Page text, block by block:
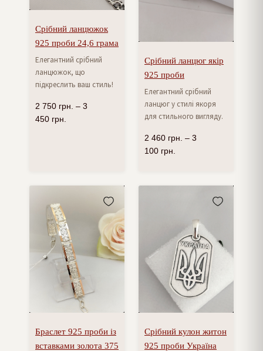
Срібний ланцюжок
925 проби 24,6 грама
Елегантний срібний
ланцюжок, що
підкреслить ваш стиль!
2 750 грн. – 3
450 грн.
Срібний ланцюг якір
925 проби
Елегантний срібний
ланцюг у стилі якоря
для стильного вигляду.
2 460 грн. – 3
100 грн.
Браслет 925 проби із
вставками золота 375
Срібний кулон житон
925 проби Україна